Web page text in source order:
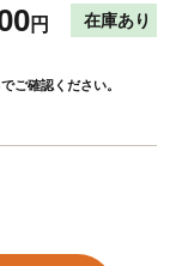
円 在庫あり
でご確認ください。